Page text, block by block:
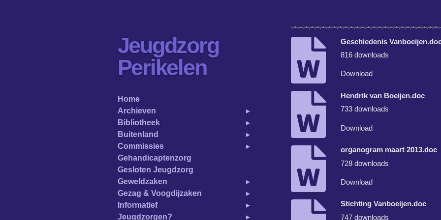
Geschiedenis
816 downloads
Download
Hendrik van Boeijen.doc
733 downloads
Download
organogram maart 2013.doc
728 downloads
Download
Stichting Vanboeijen.doc
747 downloads
Jeugdzorg
Perikelen
Home
Archieven
Bibliotheek
Buitenland
Commissies
Gehandicaptenzorg
Gesloten Jeugdzorg
Geweldzaken
Gezag & Voogdijzaken
Informatief
Jeugdzorgen?